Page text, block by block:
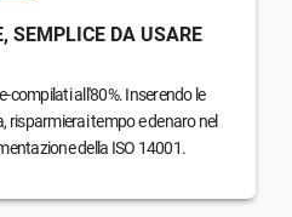
SEMPLICE DA USARE
compilati all'80%. Inserendo le
risparmierai tempo e denaro nel
della ISO 14001.